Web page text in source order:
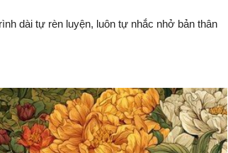
dài tự rèn luyện, luôn tự nhắc nhở bản thân